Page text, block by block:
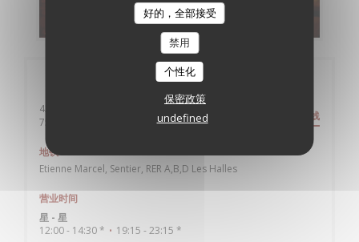
好的，全部接受
禁用
个性化
保密政策
undefined
发现我们的菜单
一般信息
42 rue tiquetonne
75002 Paris
((在新窗口中打开)) 路线
地铁
Etienne Marcel, Sentier, RER A,B,D Les Halles
营业时间
星 - 星
12:00 - 14:30 * • 19:15 - 23:15 *